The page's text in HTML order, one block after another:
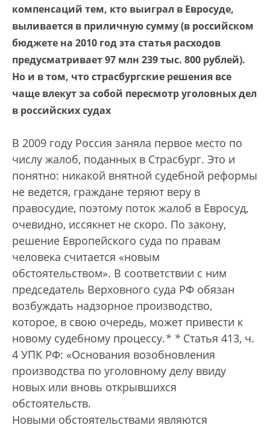
компенсаций тем, кто выиграл в Евросуде,
выливается в приличную сумму (в российском
бюджете на 2010 год эта статья расходов
предусматривает 97 млн 239 тыс. 800 рублей).
Но и в том, что страсбургские решения все
чаще влекут за собой пересмотр уголовных дел
в российских судах
В 2009 году Россия заняла первое место по
числу жалоб, поданных в Страсбург. Это и
понятно: никакой внятной судебной реформы
не ведется, граждане теряют веру в
правосудие, поэтому поток жалоб в Евросуд,
очевидно, иссякнет не скоро. По закону,
решение Европейского суда по правам
человека считается «новым
обстоятельством». В соответствии с ним
председатель Верховного суда РФ обязан
возбуждать надзорное производство,
которое, в свою очередь, может привести к
новому судебному процессу.* * Статья 413, ч.
4 УПК РФ: «Основания возоб­новления
производства по уголовному делу ввиду
новых или вновь открывшихся
обстоятельств.
Новыми обстоятельствами являются